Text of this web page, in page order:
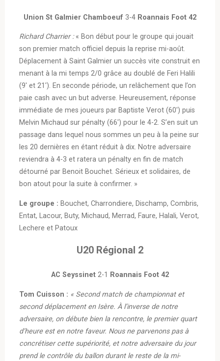
Union St Galmier Chamboeuf 3-4 Roannais Foot 42
Richard Charrier :« Bon début pour le groupe qui jouait
son premier match officiel depuis la reprise mi-août.
Déplacement à Saint Galmier un succès vite construit en
menant à la mi temps 2/0 grâce au doublé de Feri Halili
(9′ et 21′). En seconde période, un relâchement que l’on
paie cash avec un but adverse. Heureusement, réponse
immédiate de mes joueurs par Baptiste Verot (60′) puis
Melvin Michaud sur pénalty (66′) pour le 4-2. S’en suit un
passage dans lequel nous sommes un peu à la peine sur
les 20 dernières en étant réduit à dix. Notre adversaire
reviendra à 4-3 et ratera un pénalty en fin de match
détourné par Benoit Bouchet. Sérieux et solidaires, de
bon atout pour la suite à confirmer. »
Le groupe : Bouchet, Charrondiere, Dischamp, Combris,
Entat, Lacour, Buty, Michaud, Merrad, Faure, Halali, Verot,
Lechere et Patoux
U20 Régional 2
AC Seyssinet 2-1 Roannais Foot 42
Tom Cuisson : « Second match de championnat et
second déplacement en Isère. À l’inverse de notre
adversaire, on débute bien la rencontre, le premier quart
d’heure est en notre faveur. Nous ne parvenons pas à
concrétiser cette supériorité, et notre adversaire du jour
prend le contrôle du ballon durant le reste de la mi-